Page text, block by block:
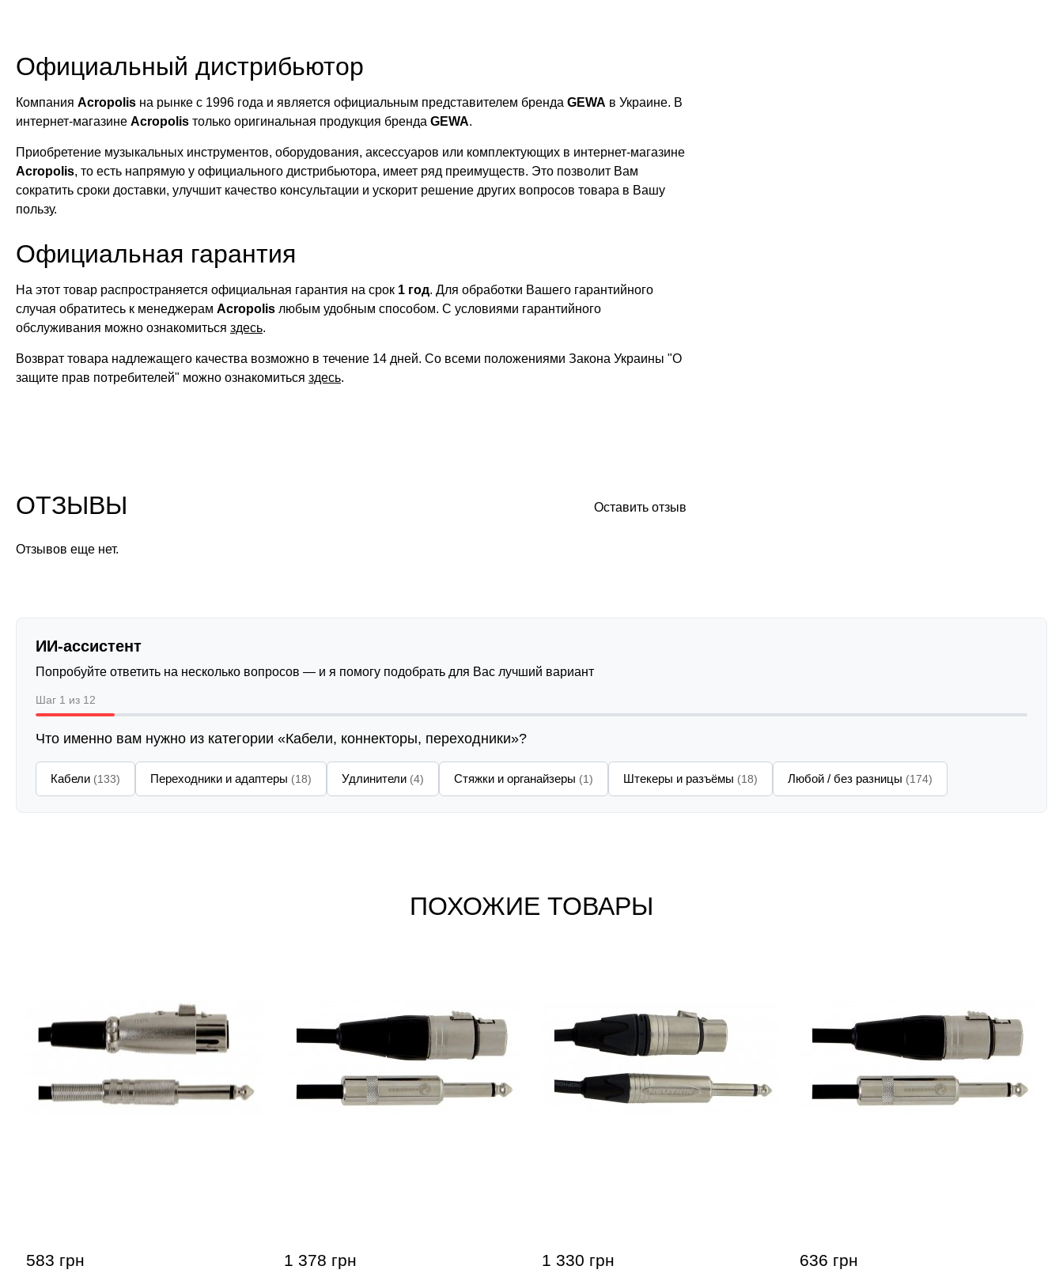
Официальный дистрибьютор
Компания Acropolis на рынке с 1996 года и является официальным представителем бренда GEWA в Украине. В
интернет-магазине Acropolis только оригинальная продукция бренда GEWA.
Приобретение музыкальных инструментов, оборудования, аксессуаров или комплектующих в интернет-магазине
Acropolis, то есть напрямую у официального дистрибьютора, имеет ряд преимуществ. Это позволит Вам
сократить сроки доставки, улучшит качество консультации и ускорит решение других вопросов товара в Вашу
пользу.
Официальная гарантия
На этот товар распространяется официальная гарантия на срок 1 год. Для обработки Вашего гарантийного
случая обратитесь к менеджерам Acropolis любым удобным способом. С условиями гарантийного
обслуживания можно ознакомиться здесь.
Возврат товара надлежащего качества возможно в течение 14 дней. Со всеми положениями Закона Украины "О
защите прав потребителей" можно ознакомиться здесь.
Оставить отзыв
ОТЗЫВЫ
Отзывов еще нет.
ИИ-ассистент
Попробуйте ответить на несколько вопросов — и я помогу подобрать для Вас лучший вариант
Шаг 1 из 12
Что именно вам нужно из категории «Кабели, коннекторы, переходники»?
Кабели (133) Переходники и адаптеры (18) Удлинители (4) Стяжки и органайзеры (1) Штекеры и разъёмы (18) Любой / без разницы (174)
ПОХОЖИЕ ТОВАРЫ
583 грн 1 378 грн 1 330 грн 636 грн